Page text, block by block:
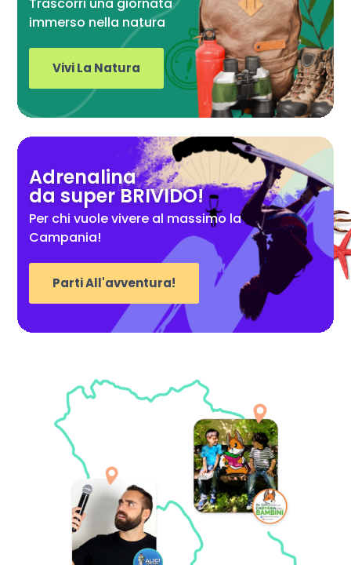
Trascorri una giornata
immerso nella natura
Vivi La Natura
Adrenalina
da super BRIVIDO!
Per chi vuole vivere al massimo la
Campania!
Parti All'avventura!